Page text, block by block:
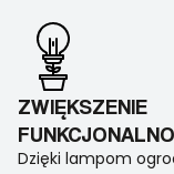
ZWIĘKSZENIE
Dzięki lampom